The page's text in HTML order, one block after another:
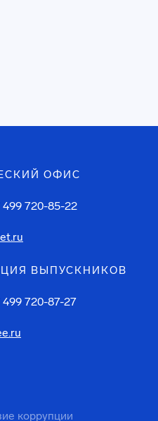
ОФИС
499 720-85-22
ВЫПУСКНИКОВ
499 720-87-27
коррупции